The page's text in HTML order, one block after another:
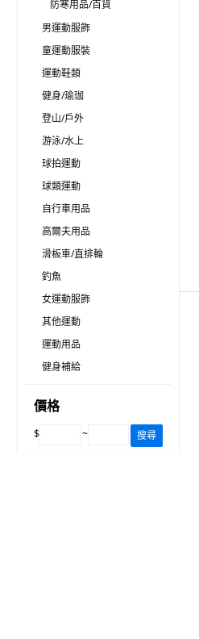
防寒用品/百貨
男運動服飾
童運動服裝
運動鞋類
健身/瑜珈
登山/戶外
游泳/水上
球拍運動
球類運動
自行車用品
高爾夫用品
滑板車/直排輪
釣魚
女運動服飾
其他運動
運動用品
健身補給
價格
$ ~ 搜尋